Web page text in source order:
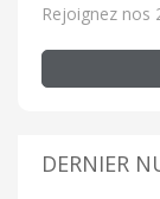
Rejoignez nos
DERNIER